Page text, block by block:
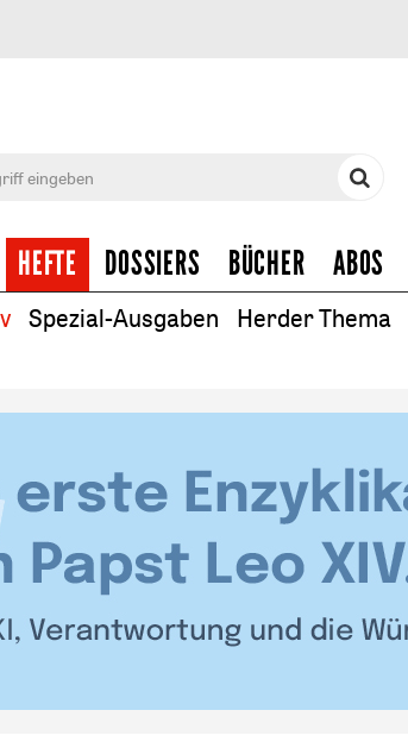
HEFTE DOSSIERS BÜCHER ABOS
Spezial-Ausgaben Herder Thema